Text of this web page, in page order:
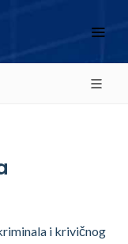
i krivičnog